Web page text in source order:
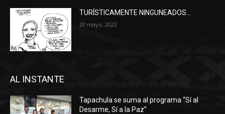
TURÍSTICAMENTE NINGUNEADOS…
20 mayo, 2022
AL INSTANTE
Tapachula se suma al programa “Sí al
Desarme, Sí a la Paz”